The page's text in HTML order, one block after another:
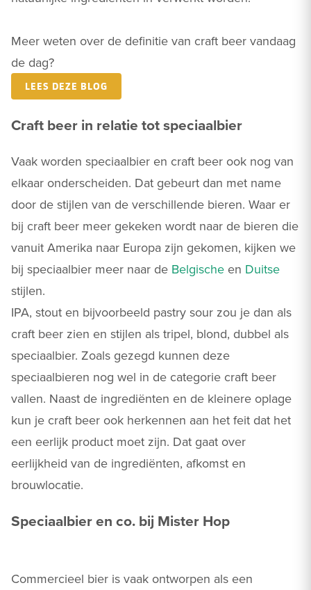
Meer weten over de definitie van craft beer vandaag
de dag?
LEES DEZE BLOG
Craft beer in relatie tot speciaalbier
Vaak worden speciaalbier en craft beer ook nog van
elkaar onderscheiden. Dat gebeurt dan met name
door de stijlen van de verschillende bieren. Waar er
bij craft beer meer gekeken wordt naar de bieren die
vanuit Amerika naar Europa zijn gekomen, kijken we
bij speciaalbier meer naar de Belgische en Duitse
stijlen.
IPA, stout en bijvoorbeeld pastry sour zou je dan als
craft beer zien en stijlen als tripel, blond, dubbel als
speciaalbier. Zoals gezegd kunnen deze
speciaalbieren nog wel in de categorie craft beer
vallen. Naast de ingrediënten en de kleinere oplage
kun je craft beer ook herkennen aan het feit dat het
een eerlijk product moet zijn. Dat gaat over
eerlijkheid van de ingrediënten, afkomst en
brouwlocatie.
Speciaalbier en co. bij Mister Hop
Commercieel bier is vaak ontworpen als een